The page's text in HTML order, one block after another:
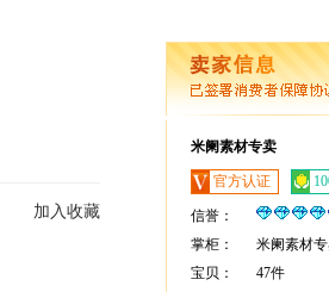
加入收藏
米阑素材专卖
官方认证
信誉：
掌柜：
米阑素材
宝贝：
47件